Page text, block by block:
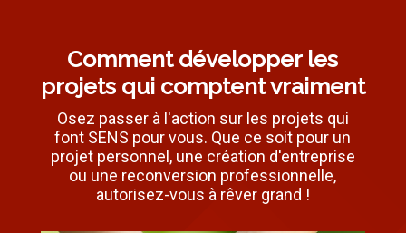
Comment développer les
projets qui comptent vraiment
Osez passer à l'action sur les projets qui
font SENS pour vous. Que ce soit pour un
projet personnel, une création d'entreprise
ou une reconversion professionnelle,
autorisez-vous à rêver grand !